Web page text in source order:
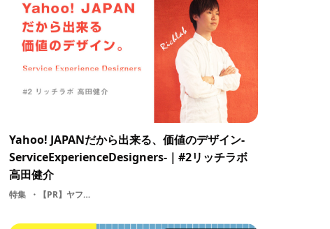
Yahoo! JAPANだから出来る、価値のデザイン-
ServiceExperienceDesigners-｜#2リッチラボ
高田健介
特集 【PR】ヤフー株式会社デザインITビジネスファウンダー新規事業社内ベンチャー起業